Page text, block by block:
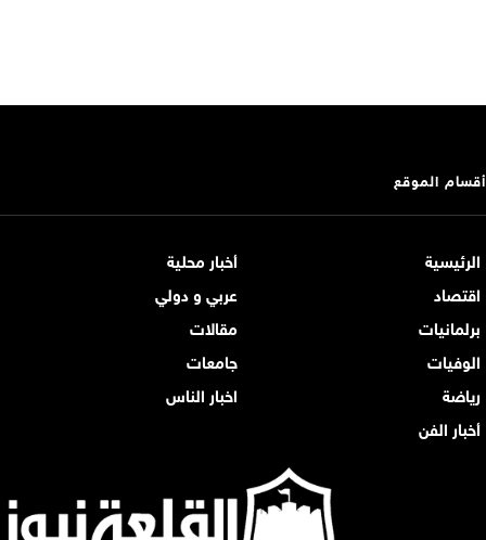
أقسام الموقع
الرئيسية
أخبار محلية
اقتصاد
عربي و دولي
برلمانيات
مقالات
الوفيات
جامعات
رياضة
اخبار الناس
أخبار الفن